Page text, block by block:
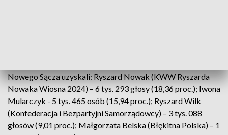
Nowego Sącza uzyskali: Ryszard Nowak (KWW Ryszarda
Nowaka Wiosna 2024) – 6 tys. 293 głosy (18,36 proc.); Iwona
Mularczyk - 5 tys. 465 osób (15,94 proc.); Ryszard Wilk
(Konfederacja i Bezpartyjni Samorządowcy) – 3 tys. 088
głosów (9,01 proc.); Małgorzata Belska (Błękitna Polska) – 1